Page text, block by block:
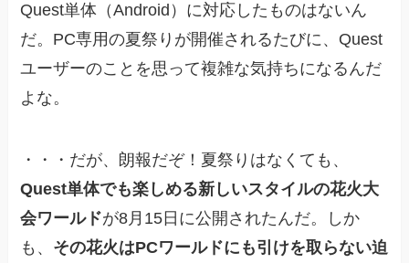
Quest単体（Android）に対応したものはないん
だ。PC専用の夏祭りが開催されるたびに、Quest
ユーザーのことを思って複雑な気持ちになるんだ
よな。
・・・だが、朗報だぞ！夏祭りはなくても、
Quest単体でも楽しめる新しいスタイルの花火大
会ワールドが8月15日に公開されたんだ。しか
も、 その花火はPCワールドにも引けを取らない迫